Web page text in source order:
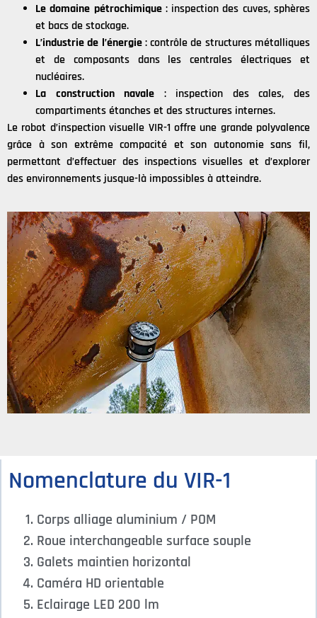
Le domaine pétrochimique: inspection des cuves, sphères
et bacs de stockage.
L’industrie de l’énergie: contrôle de structures métalliques
et de composants dans les centrales électriques et
nucléaires.
La construction navale : inspection des cales, des
compartiments étanches et des structures internes.
Le robot d’inspection visuelle VIR-1 offre une grande polyvalence
grâce à son extrême compacité et son autonomie sans fil,
permettant d’effectuer des inspections visuelles et d’explorer
des environnements jusque-là impossibles à atteindre.
Nomenclature du VIR-1
Corps alliage aluminium / POM
Roue interchangeable surface souple
Galets maintien horizontal
Caméra HD orientable
Eclairage LED 200 lm